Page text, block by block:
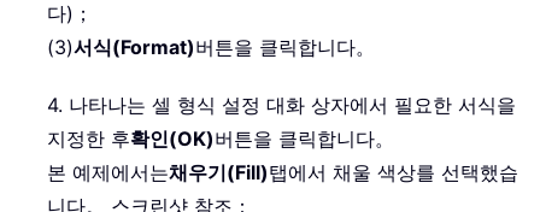
다)；
(3)서식(Format)버튼을 클릭합니다。
4. 나타나는 셀 형식 설정 대화 상자에서 필요한 서식을
지정한 후확인(OK)버튼을 클릭합니다。
본 예제에서는채우기(Fill)탭에서 채울 색상를 선택했습
니다。 스크린샷 참조：